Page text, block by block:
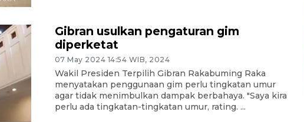
Gibran usulkan pengaturan gim
diperketat
07 May 2024 14:54 WIB, 2024
Wakil Presiden Terpilih Gibran Rakabuming Raka
menyatakan penggunaan gim perlu tingkatan umur
agar tidak menimbulkan dampak berbahaya. "Saya kira
perlu ada tingkatan-tingkatan umur, rating. ...
Kemarau memuncak, air
Waduk Delingan Karanganyar
menyusut
27 July 2026 20:07 WIB